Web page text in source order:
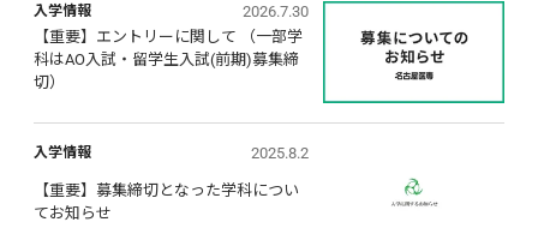
入学情報
2026.7.30
【重要】エントリーに関して （一部学
科はAO入試・留学生入試(前期)募集締
切）
入学情報 2025.8.2
【重要】募集締切となった学科につい
てお知らせ